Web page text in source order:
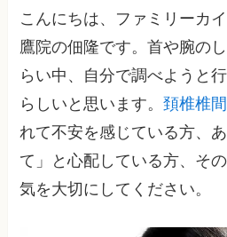
こんにちは、ファミリーカ
鷹院の佃隆です。首や腕の
らい中、自分で調べようと
らしいと思います。頚椎椎
れて不安を感じている方、
て」と心配している方、そ
気を大切にしてください。